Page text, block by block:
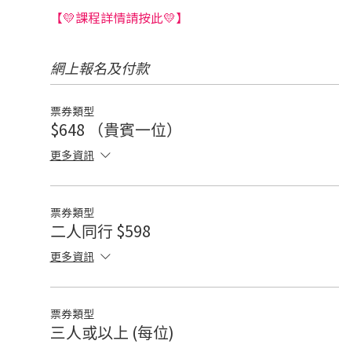
【💛課程詳情請按此💛】
網上報名及付款
票券類型
$648 （貴賓一位）
更多資訊
票券類型
二人同行 $598
更多資訊
票券類型
三人或以上 (每位)